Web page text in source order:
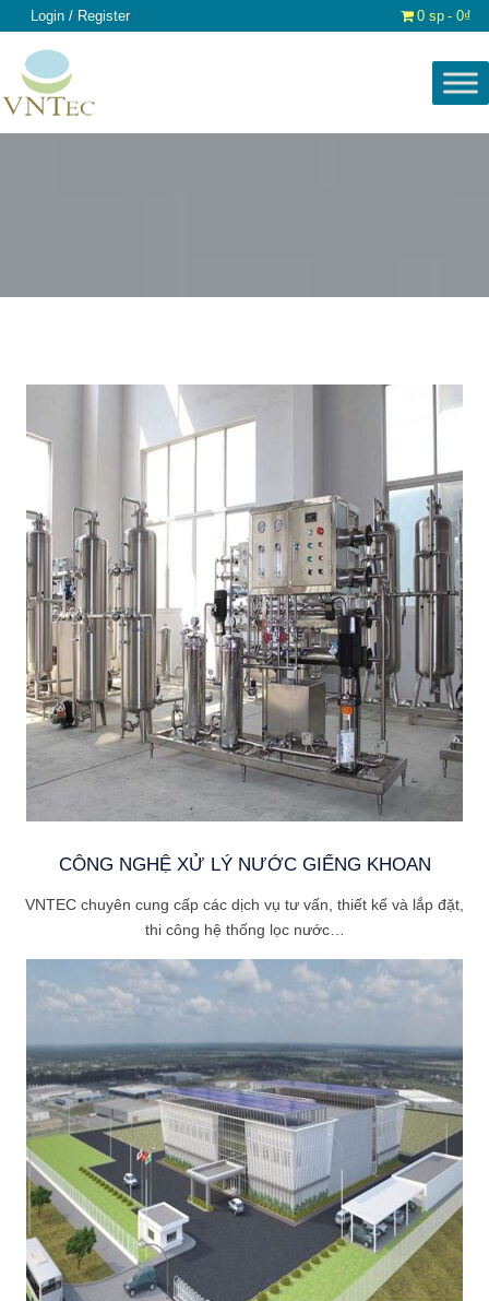
Login / Register 0 sp 0₫
CÔNG NGHỆ XỬ LÝ NƯỚC GIẾNG KHOAN
VNTEC chuyên cung cấp các dịch vụ tư vấn, thiết kế và lắp đặt,
thi công hệ thống lọc nước…